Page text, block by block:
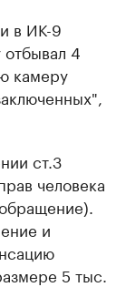
в ИК-9
4
камеру
ст.3
человека
и
5 тыс.